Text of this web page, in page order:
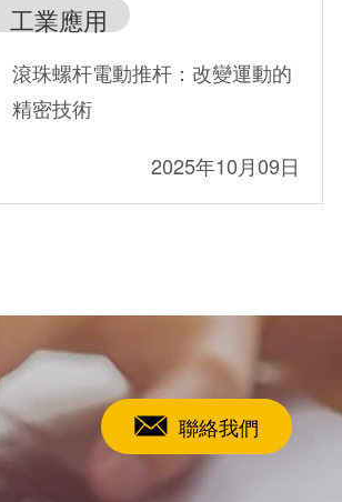
工業應用
滾珠螺杆電動推杆：改變運動的
精密技術
2025年10月09日
聯絡我們